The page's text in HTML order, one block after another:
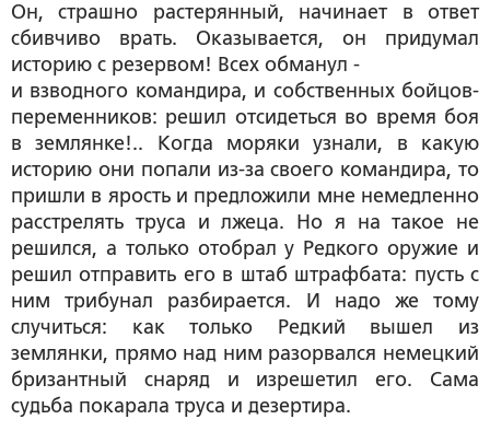
Он, страшно растерянный, начинает в ответ
сбивчиво врать. Оказывается, он придумал
историю с резервом! Всех обманул -
и взводного командира, и собственных бойцов-
переменников: решил отсидеться во время боя
в землянке!.. Когда моряки узнали, в какую
историю они попали из-за своего командира, то
пришли в ярость и предложили мне немедленно
расстрелять труса и лжеца. Но я на такое не
решился, а только отобрал у Редкого оружие и
решил отправить его в штаб штрафбата: пусть с
ним трибунал разбирается. И надо же тому
случиться: как только Редкий вышел из
землянки, прямо над ним разорвался немецкий
бризантный снаряд и изрешетил его. Сама
судьба покарала труса и дезертира.